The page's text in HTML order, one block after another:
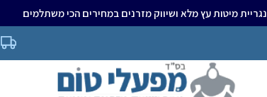
נגריית מיטות עץ מלא ושיווק מזרנים במחירים הכי משתלמים